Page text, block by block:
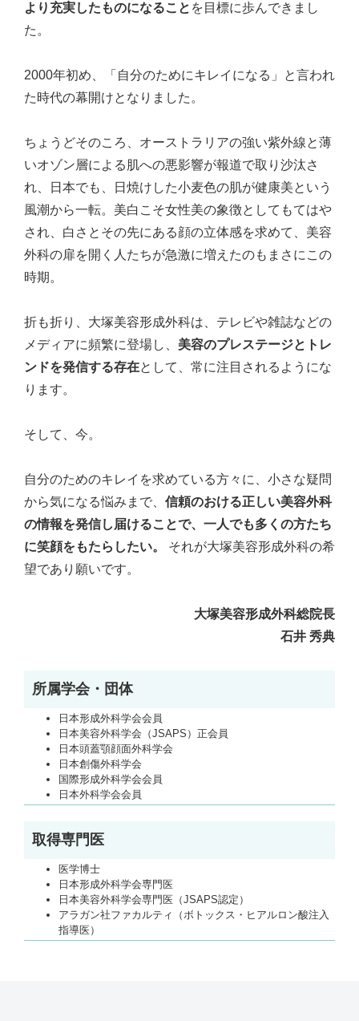
より充実したものになること を目標に歩んできまし
た。
2000年初め、「自分のためにキレイになる」と言われ
た時代の幕開けとなりました。
ちょうどそのころ、オーストラリアの強い紫外線と薄
いオゾン層による肌への悪影響が報道で取り沙汰さ
れ、日本でも、日焼けした小麦色の肌が健康美という
風潮から一転。美白こそ女性美の象徴としてもてはや
され、白さとその先にある顔の立体感を求めて、美容
外科の扉を開く人たちが急激に増えたのもまさにこの
時期。
折も折り、大塚美容形成外科は、テレビや雑誌などの
メディアに頻繁に登場し、 美容のプレステージとトレ
ンドを発信する存在として、常に注目されるようにな
ります。
そして、今。
自分のためのキレイを求めている方々に、小さな疑問
から気になる悩みまで、 信頼のおける正しい美容外科
の情報を発信し届けることで、一人でも多くの方たち
に笑顔をもたらしたい。
それが大塚美容形成外科の希
望であり願いです。
大塚美容形成外科総院長
石井 秀典
所属学会・団体
日本形成外科学会会員
日本美容外科学会（JSAPS）正会員
日本頭蓋顎顔面外科学会
日本創傷外科学会
国際形成外科学会会員
日本外科学会会員
取得専門医
医学博士
日本形成外科学会専門医
日本美容外科学会専門医（JSAPS認定）
アラガン社ファカルティ（ボトックス・ヒアルロン酸注入
指導医）